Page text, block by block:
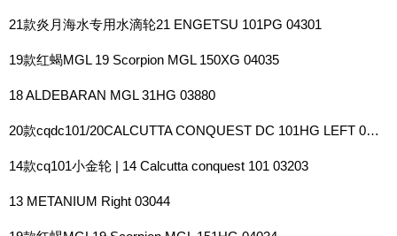
21款炎月海水专用水滴轮21 ENGETSU 101PG 04301
19款红蝎MGL 19 Scorpion MGL 150XG 04035
18 ALDEBARAN MGL 31HG 03880
20款cqdc101/20CALCUTTA CONQUEST DC 101HG LEFT 04086
14款cq101小金轮 | 14 Calcutta conquest 101 03203
13 METANIUM Right 03044